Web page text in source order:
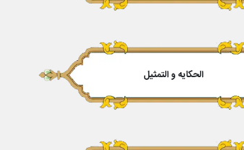
الحکایه و التمثیل